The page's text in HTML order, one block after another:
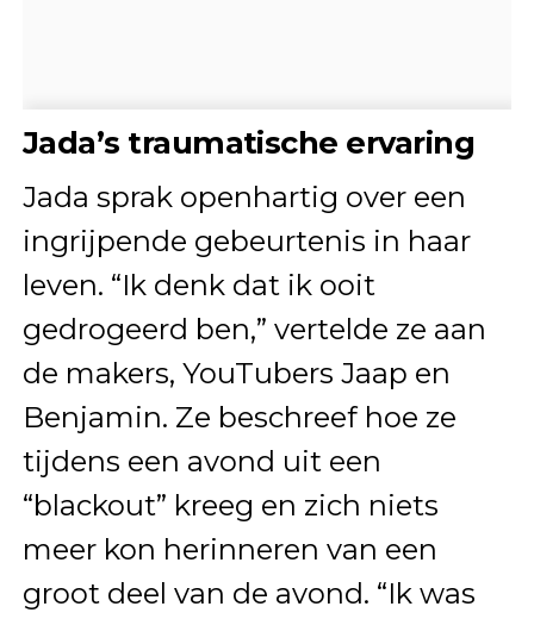
Jada’s traumatische ervaring
Jada sprak openhartig over een
ingrijpende gebeurtenis in haar
leven. “Ik denk dat ik ooit
gedrogeerd ben,” vertelde ze aan
de makers, YouTubers Jaap en
Benjamin. Ze beschreef hoe ze
tijdens een avond uit een
“blackout” kreeg en zich niets
meer kon herinneren van een
groot deel van de avond. “Ik was